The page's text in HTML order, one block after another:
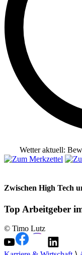
Wetter aktuell:
Zwischen High Tech
Top Arbeitgeber
© Timo Lutz